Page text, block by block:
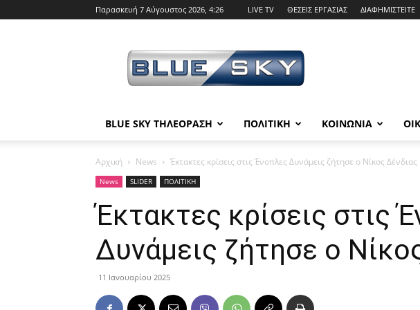
Παρασκευή 7 Αύγουστος 2026, 4:26 LIVE TV ΘΕΣΕΙΣ ΕΡΓΑΣΙΑΣ ΔΙΑΦΗΜΙΣΤΕΙΤΕ
SKY
BLUE SKY ΤΗΛΕΟΡΑΣΗ ΠΟΛΙΤΙΚΗ ΚΟΙΝΩΝΙΑ
Αρχική News Έκτακτες κρίσεις στις Ένοπλες Δυνάμεις ζήτησε ο Νίκος Δένδιας
News SLIDER ΠΟΛΙΤΙΚΗ
Έκτακτες κρίσεις στις
Δυνάμεις ζήτησε ο
11 Ιανουαρίου 2025